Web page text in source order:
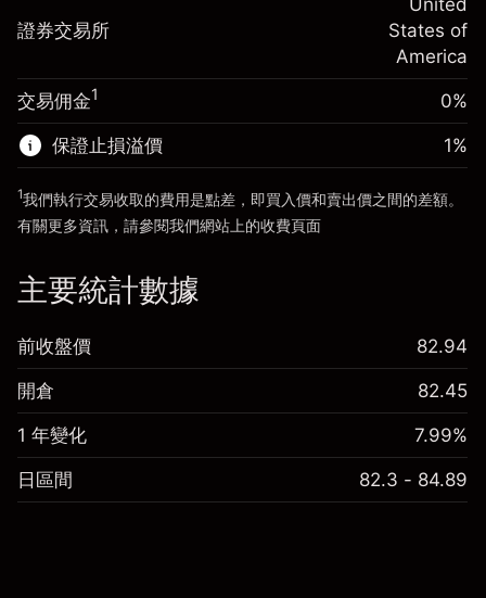
來自杠杆的資金 - 美元（大約值）
$19,000.00
前往平台
(-$0.13)
$20,000.00
來自杠杆的資金 - 美元（大約值）$19,000.00
前往平台
證券交易所
United
States of
America
交易佣金1 0%
保證止損溢價 1%
1我們執行交易收取的費用是點差，即買入價和賣出價之間的差額。
有關更多資訊，請參閱我們網站上的收費頁面
主要統計數據
前收盤價 82.94
開倉 82.45
1 年變化 7.99%
日區間 82.3 - 84.89